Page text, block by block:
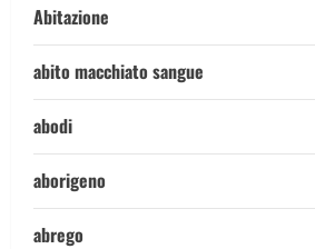
Abitazione
abito macchiato sangue
abodi
aborigeno
abrego